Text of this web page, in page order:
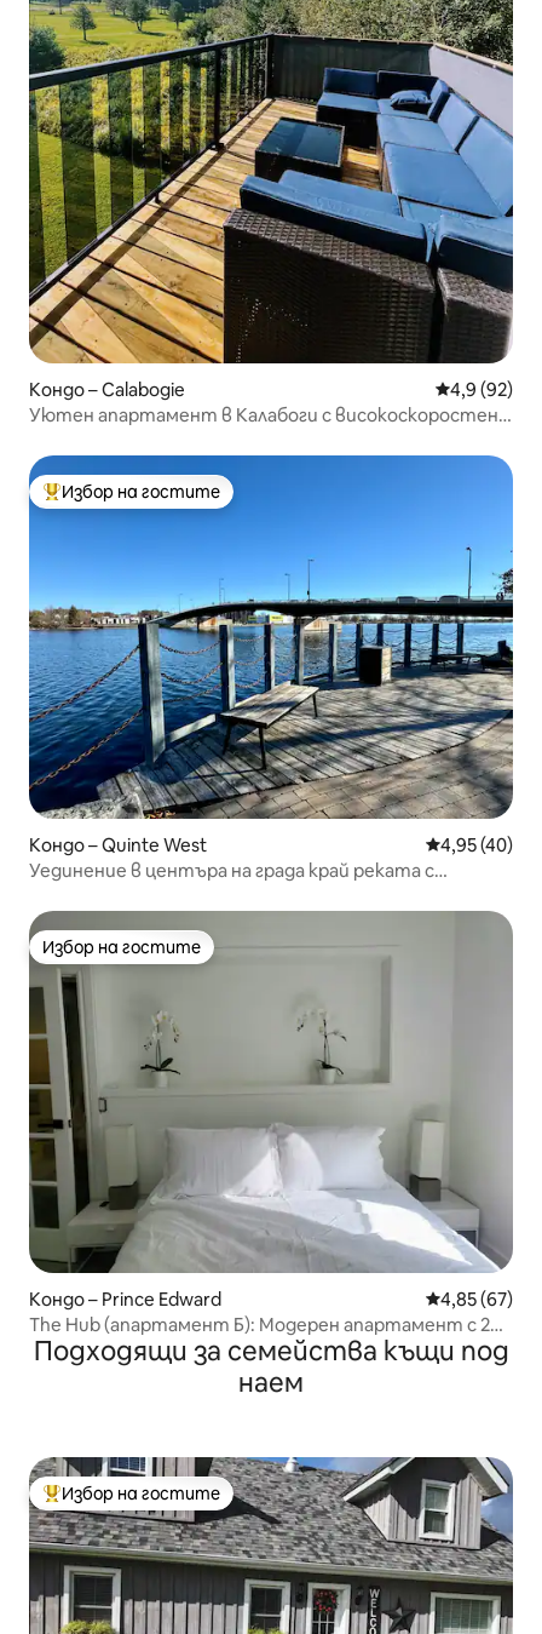
Кондо – Calabogie Средна
4,9 (92)
Уютен апартамент в Калабоги с високоскоростен
Най-популярен избор на гостите
Избор на гостите
Кондо – Quinte West Средна
4,95 (40)
Уединение в центъра на града край реката с
Избор на гостите
Избор на гостите
Кондо – Prince Edward Средна
4,85 (67)
The Hub (апартамент Б): Модерен апартамент с 2
спални на Main St Picton
Подходящи за семейства къщи под
наем
Най-популярен избор на гостите
Избор на гостите